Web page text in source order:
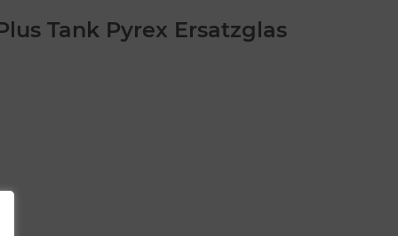
Tank Pyrex Ersatzglas